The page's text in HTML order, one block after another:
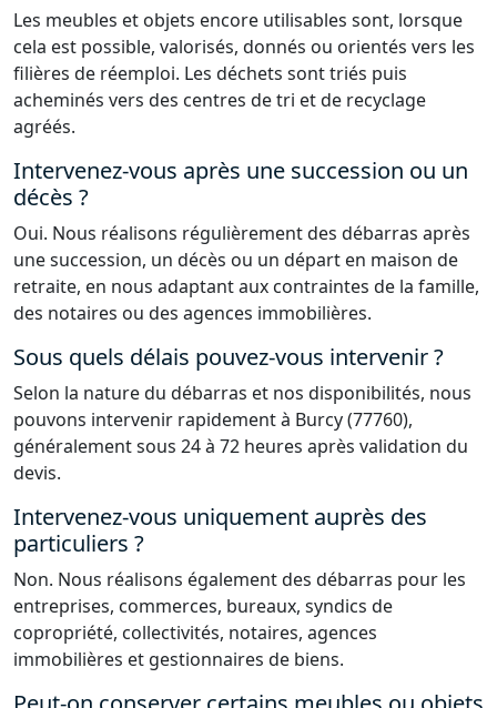
Les meubles et objets encore utilisables sont, lorsque
cela est possible, valorisés, donnés ou orientés vers les
filières de réemploi. Les déchets sont triés puis
acheminés vers des centres de tri et de recyclage
agréés.
Intervenez-vous après une succession ou un
décès ?
Oui. Nous réalisons régulièrement des débarras après
une succession, un décès ou un départ en maison de
retraite, en nous adaptant aux contraintes de la famille,
des notaires ou des agences immobilières.
Sous quels délais pouvez-vous intervenir ?
Selon la nature du débarras et nos disponibilités, nous
pouvons intervenir rapidement à Burcy (77760),
généralement sous 24 à 72 heures après validation du
devis.
Intervenez-vous uniquement auprès des
particuliers ?
Non. Nous réalisons également des débarras pour les
entreprises, commerces, bureaux, syndics de
copropriété, collectivités, notaires, agences
immobilières et gestionnaires de biens.